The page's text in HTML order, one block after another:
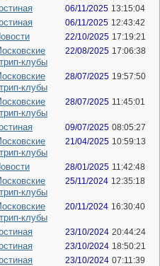
06/11/2025 13:15:04
06/11/2025 12:43:42
22/10/2025 17:19:21
клубы
22/08/2025 17:06:38
клубы
28/07/2025 19:57:50
клубы
28/07/2025 11:45:01
09/07/2025 08:05:27
клубы
21/04/2025 10:59:13
28/01/2025 11:42:48
клубы
25/11/2024 12:35:18
клубы
20/11/2024 16:30:40
23/10/2024 20:44:24
23/10/2024 18:50:21
23/10/2024 07:11:39